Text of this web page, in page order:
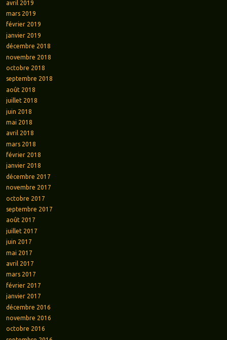
avril 2019
mars 2019
février 2019
janvier 2019
décembre 2018
novembre 2018
octobre 2018
septembre 2018
août 2018
juillet 2018
juin 2018
mai 2018
avril 2018
mars 2018
février 2018
janvier 2018
décembre 2017
novembre 2017
octobre 2017
septembre 2017
août 2017
juillet 2017
juin 2017
mai 2017
avril 2017
mars 2017
février 2017
janvier 2017
décembre 2016
novembre 2016
octobre 2016